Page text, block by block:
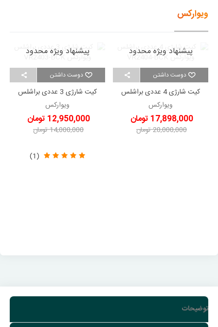
ویوارکس
دوست داشتن
پیشنهاد ویژه محدود
کیت شارژی 4 عددی براشلس
ویوارکس VR2404-BCKویوارکس
17,898,000 تومان
20,000,000 تومان
دوست داشتن
پیشنهاد ویژه محدود
کیت شارژی 3 عددی براشلس
ویوارکس VR2403-BCKویوارکس
12,950,000 تومان
14,000,000 تومان
(1)
توضیحات